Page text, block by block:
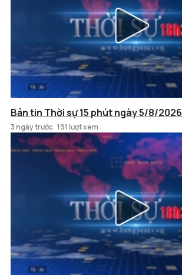
Bản tin Thời sự 15 phút ngày 5/8/2026
3 ngày trước 191 lượt xem